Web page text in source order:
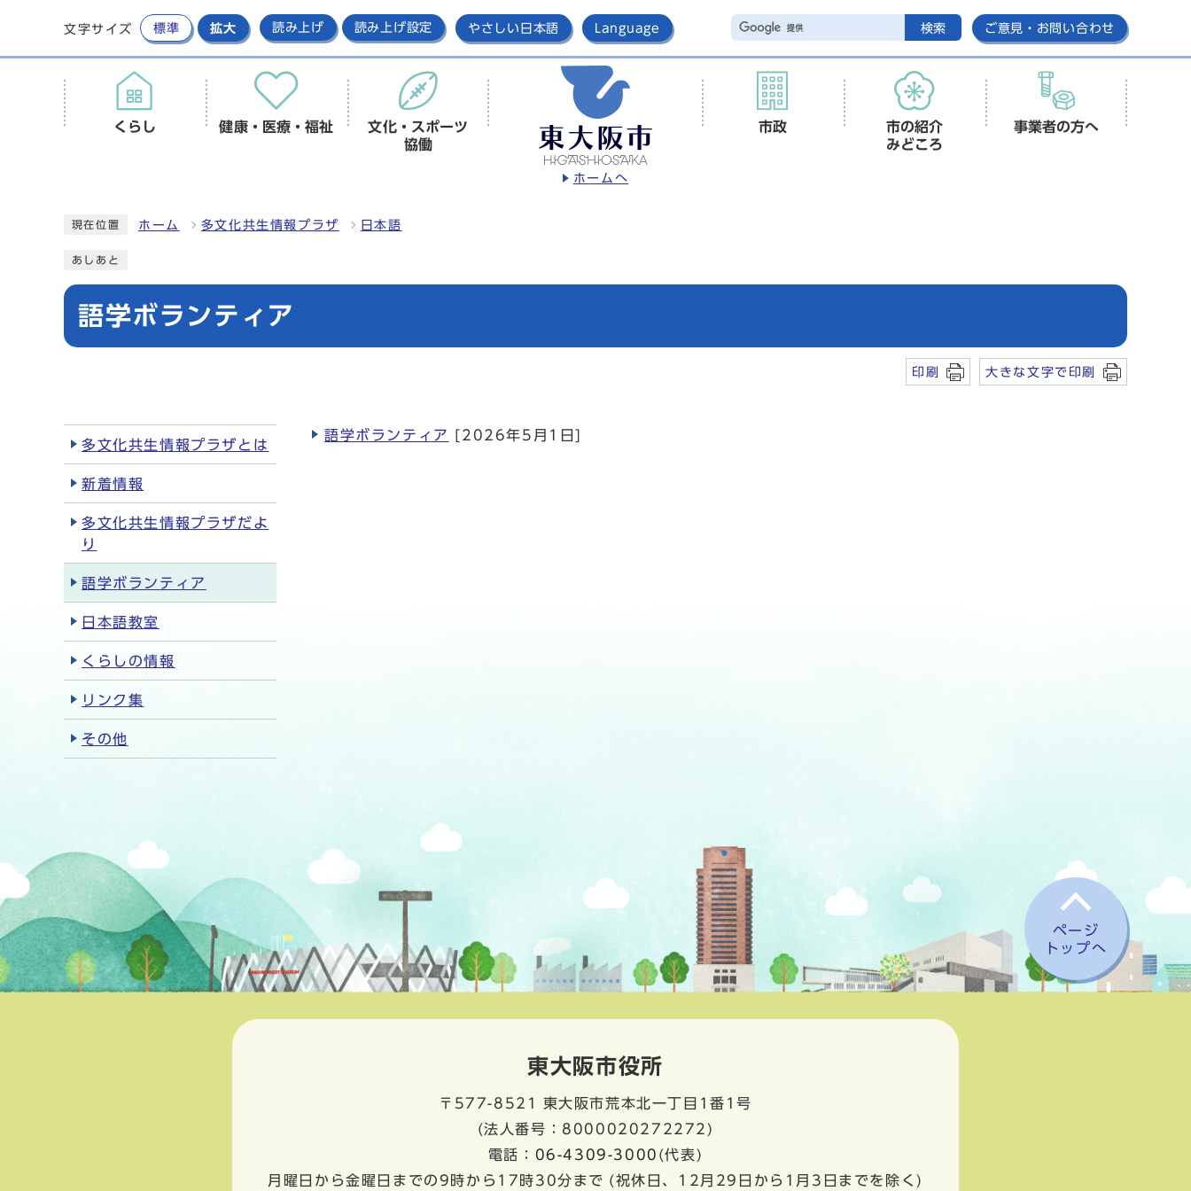
文字サイズ 標準 拡大 読み上げ 読み上げ設定 やさしい日本語 Language 検索 ご意見・お問い合わせ
ホームへ
くらし 健康・医療・福祉
文化・スポーツ
協働
市政
市の紹介
みどころ
事業者の方へ
現在位置 ホーム 多文化共生情報プラザ 日本語
あしあと
語学ボランティア
印刷 大きな文字で印刷
語学ボランティア [2026年5月1日]
多文化共生情報プラザとは
新着情報
多文化共生情報プラザだよ
り
語学ボランティア
日本語教室
くらしの情報
リンク集
その他
ページ
トップへ
東大阪市役所
〒577-8521
東大阪市荒本北一丁目1番1号
(法人番号：8000020272272)
電話： 06-4309-3000 (代表)
月曜日から金曜日までの9時から17時30分まで (祝休日、12月29日から1月3日までを除く)